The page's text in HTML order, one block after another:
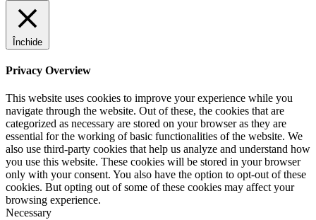
Închide
Privacy Overview
This website uses cookies to improve your experience while you
navigate through the website. Out of these, the cookies that are
categorized as necessary are stored on your browser as they are
essential for the working of basic functionalities of the website. We
also use third-party cookies that help us analyze and understand how
you use this website. These cookies will be stored in your browser
only with your consent. You also have the option to opt-out of these
cookies. But opting out of some of these cookies may affect your
browsing experience.
Necessary